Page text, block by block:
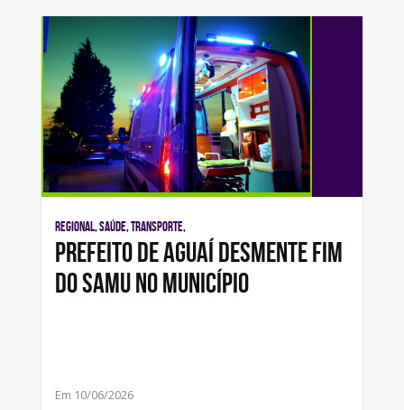
Regional, Saúde, Transporte,
Prefeito de Aguaí desmente fim
do SAMU no município
Em 10/06/2026